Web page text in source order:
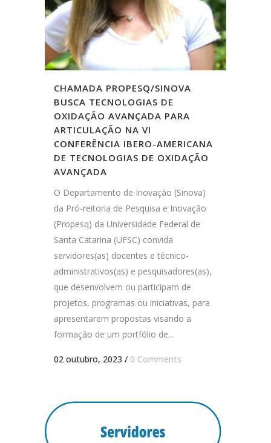
CHAMADA PROPESQ/SINOVA
BUSCA TECNOLOGIAS DE
OXIDAÇÃO AVANÇADA PARA
ARTICULAÇÃO NA VI
CONFERÊNCIA IBERO-AMERICANA
DE TECNOLOGIAS DE OXIDAÇÃO
AVANÇADA
O Departamento de Inovação (Sinova)
da Pró-reitoria de Pesquisa e Inovação
(Propesq) da Universidade Federal de
Santa Catarina (UFSC) convida
servidores(as) docentes e técnico-
administrativos(as) e pesquisadores(as),
que desenvolvem ou participam de
projetos, programas ou iniciativas, para
apresentarem propostas visando a
formação de um portfólio de...
02 outubro, 2023 / 0 Comments